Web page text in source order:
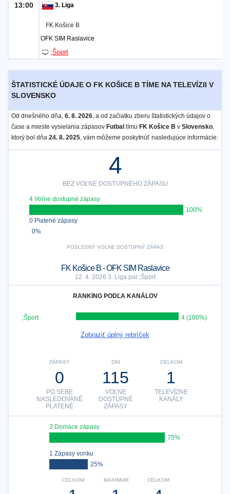
13:00 3. Liga
FK Košice B
OFK SIM Raslavice
;Šport
ŠTATISTICKÉ ÚDAJE O FK KOŠICE B TÍME NA TELEVÍZII V
SLOVENSKO
Od dnešného dňa, 6. 8. 2026, a od začiatku zberu štatistických údajov o
čase a mieste vysielania zápasov Futbal tímu FK Košice B v Slovensko,
ktorý bol dňa 24. 8. 2025, vám môžeme poskytnúť nasledujúce informácie:
4
BEZ VOĽNE DOSTUPNÉHO ZÁPASU
4 Voľne dostupné zápasy
100%
0 Platené zápasy
0%
POSLEDNÝ VOĽNE DOSTUPNÝ ZÁPAS
FK Košice B - OFK SIM Raslavice
12. 4. 2026 3. Liga por ;Šport
RANKING PODĽA KANÁLOV
;Šport 4 (100%)
Zobraziť úplný rebríček
CELKOM
1
TELEVÍZNE
KANÁLY
DNI
115
VOĽNE
DOSTUPNÉ
ZÁPASY
ZÁPASY
0
PO SEBE
NASLEDOVANÉ
PLATENÉ
3 Domáce zápasy
75%
1 Zápasy vonku
25%
CELKOM
MAXIMUM
CELKOM